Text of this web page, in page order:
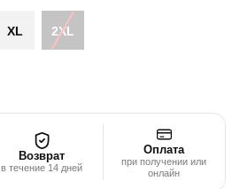
XL 2XL
Возврат
в течение 14 дней
Оплата
при получении или
онлайн